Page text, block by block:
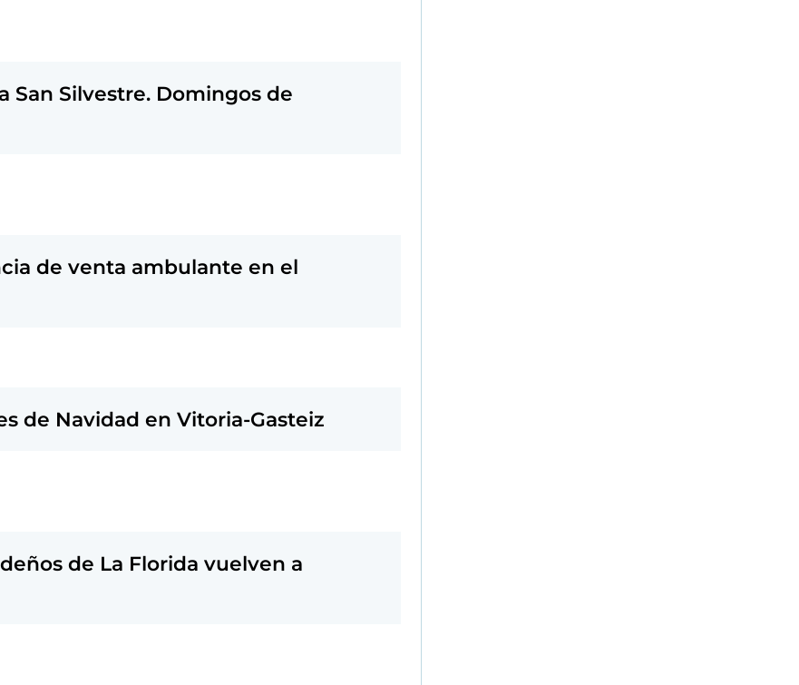
San Silvestre. Domingos de
de venta ambulante en el
de Navidad en Vitoria-Gasteiz
de La Florida vuelven a